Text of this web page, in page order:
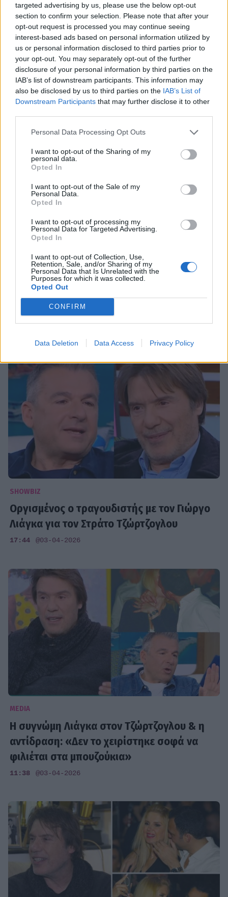
targeted advertising by us, please use the below opt-out
section to confirm your selection. Please note that after your
opt-out request is processed you may continue seeing
interest-based ads based on personal information utilized by
us or personal information disclosed to third parties prior to
your opt-out. You may separately opt-out of the further
disclosure of your personal information by third parties on the
IAB’s list of downstream participants. This information may
also be disclosed by us to third parties on the IAB’s List of
Downstream Participants that may further disclose it to other
Personal Data Processing Opt Outs
I want to opt-out of the Sharing of my
personal data.
Opted In
I want to opt-out of the Sale of my
Personal Data.
Opted In
I want to opt-out of processing my
Personal Data for Targeted Advertising.
Opted In
I want to opt-out of Collection, Use,
Retention, Sale, and/or Sharing of my
Personal Data that Is Unrelated with the
Purposes for which it was collected.
Opted Out
CONFIRM
Data Deletion Data Access Privacy Policy
SHOWBIZ
Τζώρτζογλου για Μαριόλα: Από ό,τι
φαίνεται, βρήκε τον άνθρωπο της ζωής της.
Δεν με χρειάζεται
@19-04-2026
Βούρκωσε ο
Τζώρτζογλου:«Κατακεραυνώθηκα όταν είδα
τη Μαριόλα να φιλιέται. Ήταν μαχαιριά στην
καρδιά»
15:44 @16-04-2026
SHOWBIZ
Οργισμένος ο τραγουδιστής με τον Γιώργο
Λιάγκα για τον Στράτο Τζώρτζογλου
17:44 @03-04-2026
MEDIA
Η συγνώμη Λιάγκα στον Τζώρτζογλου & η
αντίδραση: «Δεν το χειρίστηκε σοφά να
φιλιέται στα μπουζούκια»
11:38 @03-04-2026